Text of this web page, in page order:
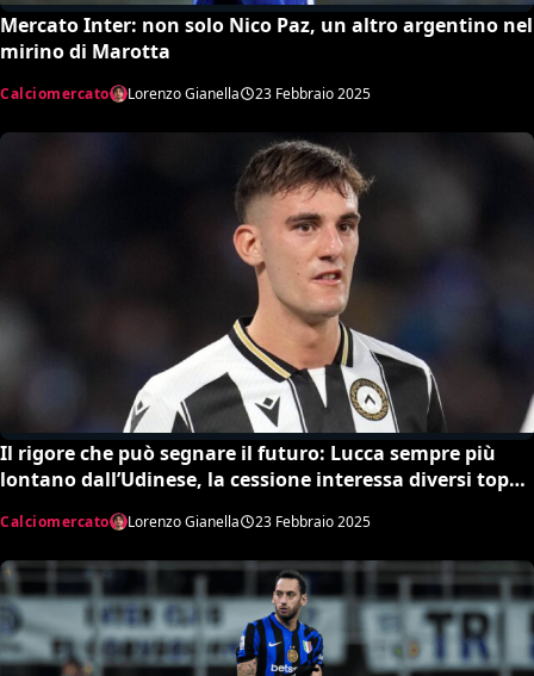
Mercato Inter: non solo Nico Paz, un altro argentino nel
mirino di Marotta
Calciomercato Lorenzo Gianella 23 Febbraio 2025
Il rigore che può segnare il futuro: Lucca sempre più
lontano dall’Udinese, la cessione interessa diversi top
Calciomercato Lorenzo Gianella 23 Febbraio 2025